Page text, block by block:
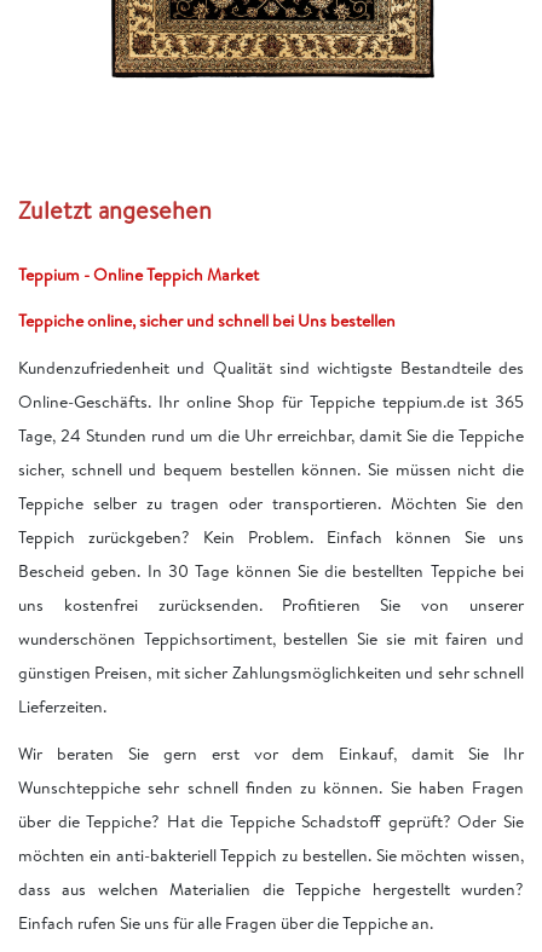
Zuletzt angesehen
Teppium - Online Teppich Market
Teppiche online, sicher und schnell bei Uns bestellen
Kundenzufriedenheit und Qualität sind wichtigste Bestandteile des
Online-Geschäfts. Ihr online Shop für Teppiche teppium.de ist 365
Tage, 24 Stunden rund um die Uhr erreichbar, damit Sie die Teppiche
sicher, schnell und bequem bestellen können. Sie müssen nicht die
Teppiche selber zu tragen oder transportieren. Möchten Sie den
Teppich zurückgeben? Kein Problem. Einfach können Sie uns
Bescheid geben. In 30 Tage können Sie die bestellten Teppiche bei
uns kostenfrei zurücksenden. Profitieren Sie von unserer
wunderschönen Teppichsortiment, bestellen Sie sie mit fairen und
günstigen Preisen, mit sicher Zahlungsmöglichkeiten und sehr schnell
Lieferzeiten.
Wir beraten Sie gern erst vor dem Einkauf, damit Sie Ihr
Wunschteppiche sehr schnell finden zu können. Sie haben Fragen
über die Teppiche? Hat die Teppiche Schadstoff geprüft? Oder Sie
möchten ein anti-bakteriell Teppich zu bestellen. Sie möchten wissen,
dass aus welchen Materialien die Teppiche hergestellt wurden?
Einfach rufen Sie uns für alle Fragen über die Teppiche an.